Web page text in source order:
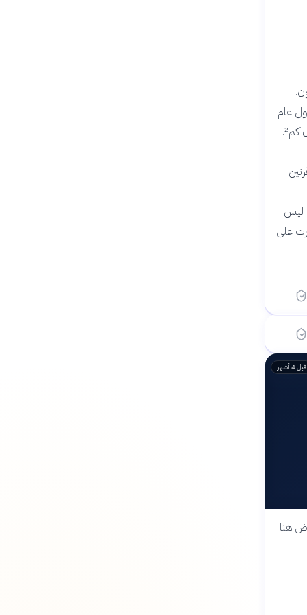
في عام 1299، لتصبح بحلول عام
1566 في عهد السلطان سليمان القانوني أكبر إمبراطورية في العالم بمساحة تتجاوز 5.5 مليون كم².
البياني ليس
على
قبل 3 أشهر
ابدأ ←
قبل 4 أشهر
هنا